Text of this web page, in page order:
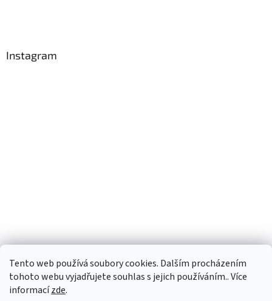
Tento web používá soubory cookies. Dalším procházením
tohoto webu vyjadřujete souhlas s jejich používáním.. Více
informacízde.
Instagram
Sledovat na Instagramu